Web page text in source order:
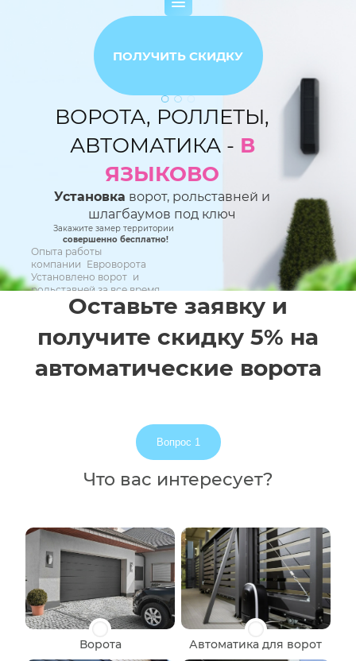
ПОЛУЧИТЬ СКИДКУ
ВОРОТА, РОЛЛЕТЫ,
АВТОМАТИКА - В
ЯЗЫКОВО
Установка ворот, рольставней и
шлагбаумов под ключ
Закажите замер территории
совершенно бесплатно!
Опыта работы
компании Евроворота
Установлено ворот и
рольставней за все время
При соблюдение регламента технического
обслуживания
17 ЛЕТ
10 000+
Оставьте заявку и
получите скидку 5% на
автоматические ворота
Вопрос 1
Что вас интересует?
Ворота Автоматика для ворот